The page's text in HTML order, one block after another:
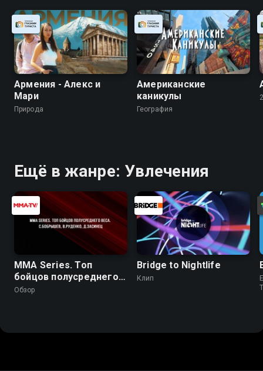
Армения - Алекс и
Мари
Природа
Американские
каникулы
География
Ещё в жанре: Увлечения
MMA Series. Топ
бойцов полусреднего
веса. С.Бобрышев,
Обзор
Bridge to Nightlife
Клип